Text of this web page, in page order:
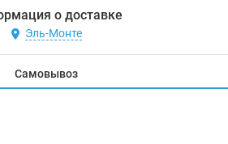
о доставке
Эль-Монте
Самовывоз